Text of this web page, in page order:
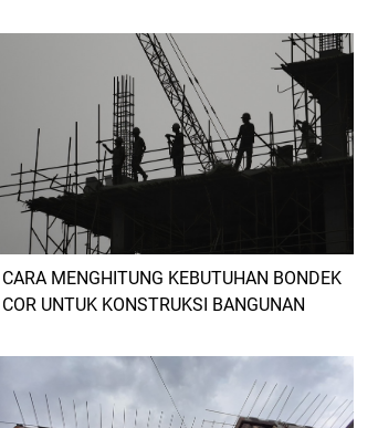
CARA MENGHITUNG KEBUTUHAN BONDEK
COR UNTUK KONSTRUKSI BANGUNAN